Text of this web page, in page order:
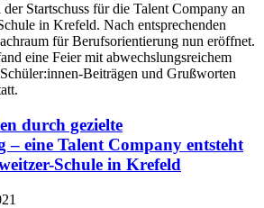
Startschuss für die Talent Company an
in Krefeld. Nach entsprechenden
für Berufsorientierung nun eröffnet.
eine Feier mit abwechslungsreichem
Beiträgen und Grußworten
durch gezielte
– eine Talent Company entsteht
Schule in Krefeld